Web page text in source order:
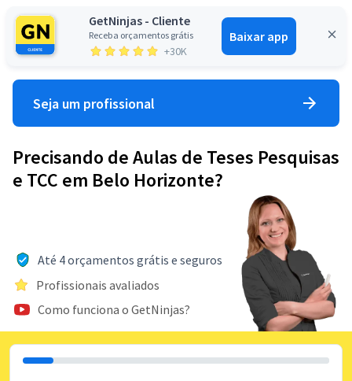
GetNinjas - Cliente
Receba orçamentos grátis
+30K
Baixar app
Entrar
Seja um profissional
Precisando de Aulas de Teses Pesquisas
e TCC em Belo Horizonte?
Até 4 orçamentos grátis e seguros
Profissionais avaliados
Como funciona o GetNinjas?